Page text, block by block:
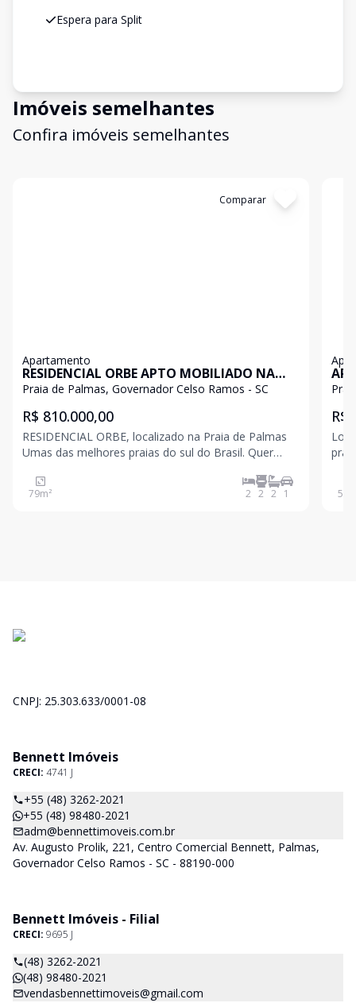
Espera para Split
Imóveis semelhantes
Confira imóveis semelhantes
Comparar
Apartamento
RESIDENCIAL ORBE APTO MOBILIADO NA
PRAIA DE PALMAS
Praia de Palmas, Governador Celso Ramos - SC
R$ 810.000,00
RESIDENCIAL ORBE, localizado na Praia de Palmas
Umas das melhores praias do sul do Brasil. Quer
Extensa praia de areia cercada por colinas
exuberantes, com águas cristalinas para nadar e
79m² 2 2 2 1
R$
59
CNPJ: 25.303.633/0001-08
Bennett Imóveis
CRECI: 4741 J
+55 (48) 3262-2021
+55 (48) 98480-2021
adm@bennettimoveis.com.br
Av. Augusto Prolik, 221, Centro Comercial Bennett, Palmas,
Governador Celso Ramos - SC - 88190-000
Bennett Imóveis - Filial
CRECI: 9695 J
(48) 3262-2021
(48) 98480-2021
vendasbennettimoveis@gmail.com